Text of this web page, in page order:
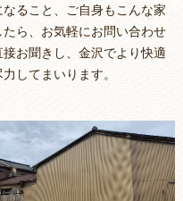
ること、ご自身もこんな家
ら、お気軽にお問い合わせ
お聞きし、金沢でより快適
してまいります。